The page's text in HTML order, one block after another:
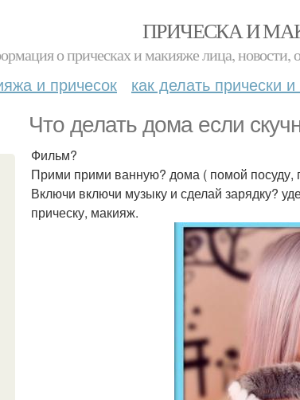
ПРИЧЕСКА И
о прическах и макияже лица, новости,
и причесок как делать прически
Что делать дома если
Фильм?
Прими прими ванную? дома ( помой посуду,
Включи включи музыку и сделай зарядку?
прическу, макияж.